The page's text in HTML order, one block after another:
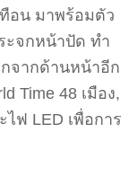
อน มาพร้อมตัว
ะจกหน้าปัด ทำ
จากด้านหน้าอีก
Time 48 เมือง,
ไฟ LED เพื่อการ